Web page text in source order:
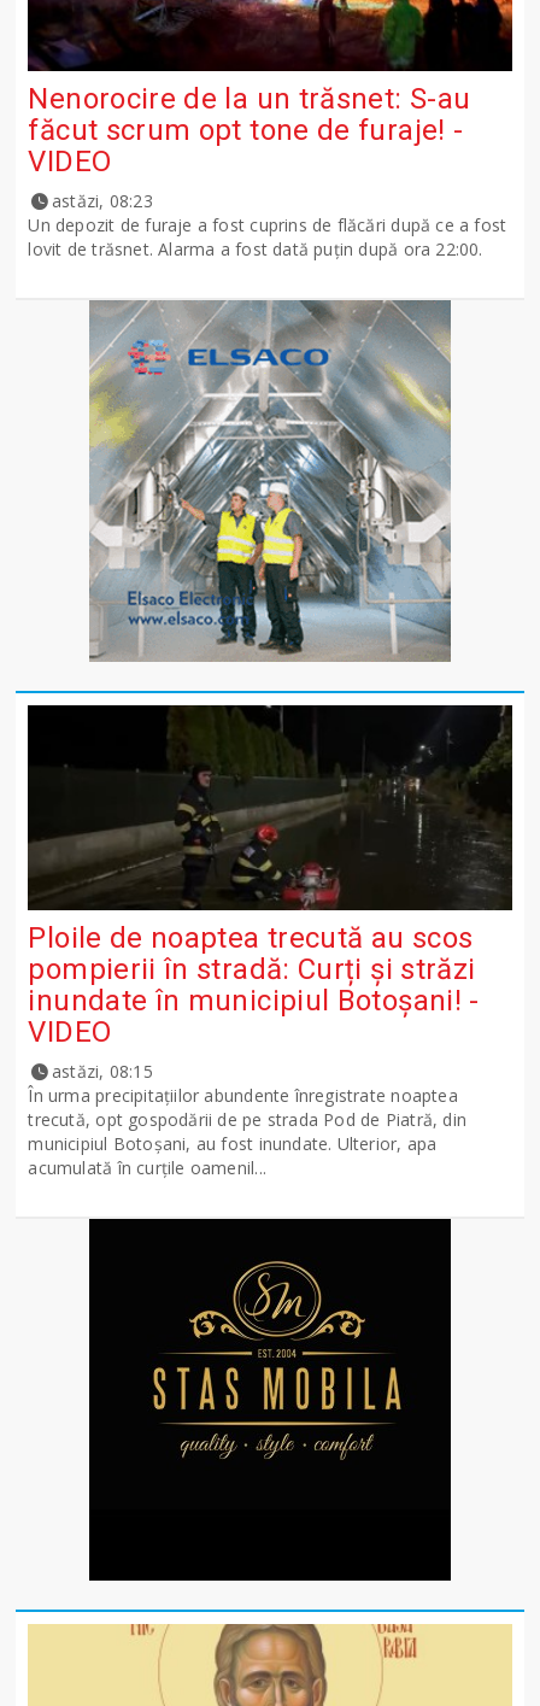
Nenorocire de la un trăsnet: S-au
făcut scrum opt tone de furaje! -
VIDEO
astăzi, 08:23
Un depozit de furaje a fost cuprins de flăcări după ce a fost
lovit de trăsnet. Alarma a fost dată puțin după ora 22:00.
Ploile de noaptea trecută au scos
pompierii în stradă: Curți și străzi
inundate în municipiul Botoșani! -
VIDEO
astăzi, 08:15
În urma precipitațiilor abundente înregistrate noaptea
trecută, opt gospodării de pe strada Pod de Piatră, din
municipiul Botoșani, au fost inundate. Ulterior, apa
acumulată în curțile oamenil...